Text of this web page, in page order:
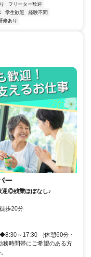
フリーター歓迎
学生歓迎
経験不問
修あり
ー
迎◎残業ほぼなし♪
歩20分
～17:30 （休憩60分・
時間帯にご希望のある方